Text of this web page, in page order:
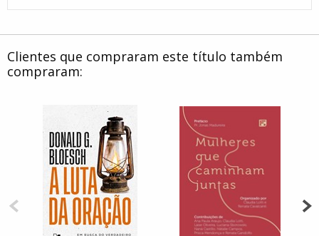
Clientes que compraram este título também
compraram: